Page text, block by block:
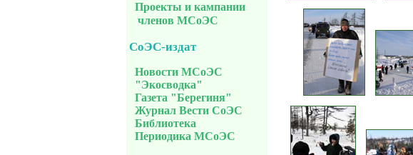
Проекты и кампании
членов МСоЭС
СоЭС-издат
Новости МСоЭС
"Экосводка"
Газета "Берегиня"
Журнал Вести СоЭС
Библиотека
Периодика МСоЭС